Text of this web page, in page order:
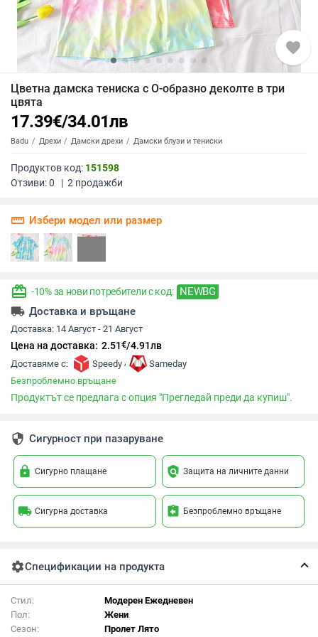
favorite
Цветна дамска тениска с О-образно деколте в три
цвята
17.39€/34.01лв
Badu Дрехи Дамски дрехи Дамски блузи и тениски
Продуктов код: 151598
Отзиви:0 | 2 продажби
straighten Избери модел или размер
redeem -10% за нови потребители с код: NEWBG
local_shipping Доставка и връщане
Доставка: 14 Август - 21 Август
Цена на доставка: 2.51€/4.91лв
Доставяме с: Speedy ,
Sameday
Безпроблемно връщане
Продуктът се предлага с опция "Прегледай преди да купиш".
security Сигурност при пазаруване
lock Сигурно плащане policy Защита на личните данни
local_shipping Сигурна доставка assignment_return Безпроблемно връщане
settingsСпецификации на продукта
Стил:
Модерен Ежедневен
Пол:
Жени
Сезон:
Пролет Лято